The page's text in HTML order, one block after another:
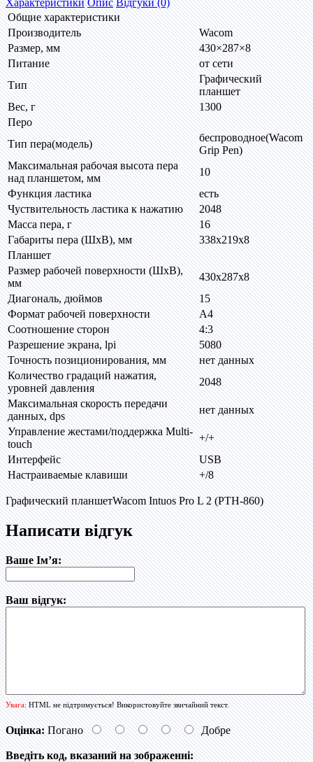
Общие характеристики
Производитель
Wacom
Размер, мм
430×287×8
Питание
от сети
Тип
Графический
планшет
Вес, г
1300
Перо
Тип пера(модель)
беспроводное(Wacom
Grip Pen)
Максимальная рабочая высота пера
над планшетом, мм
10
Функция ластика
есть
Чуствительность ластика к нажатию
2048
Масса пера, г
16
Габариты пера (ШхВ), мм
338x219x8
Планшет
Размер рабочей поверхности (ШхВ),
мм
430х287х8
Диагональ, дюймов
15
Формат рабочей поверхности
А4
Соотношение сторон
4:3
Разрешение экрана, lpi
5080
Точность позиционирования, мм
нет данных
Количество градаций нажатия,
уровней давления
2048
Максимальная скорость передачи
данных, dps
нет данных
Управление жестами/поддержка Multi-
touch
+/+
Интерфейс
USB
Настраиваемые клавиши
+/8
Графический планшетWacom Intuos Pro L 2 (PTH-860)
Написати відгук
Ваше Ім’я:
Ваш відгук:
Увага:HTML не підтримується! Використовуйте звичайний текст.
Оцінка: Погано Добре
Введіть код, вказаний на зображенні: